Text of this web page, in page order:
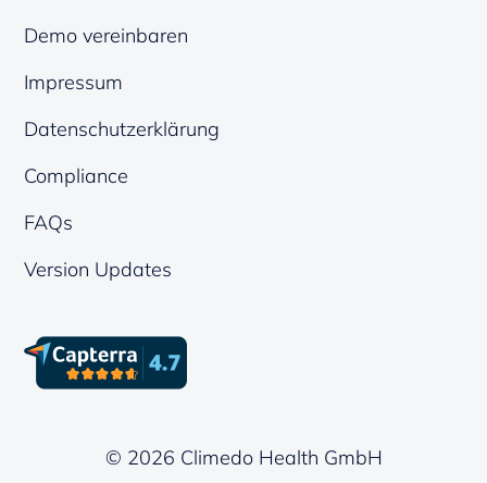
Demo vereinbaren
Impressum
Datenschutzerklärung
Compliance
FAQs
Version Updates
© 2026 Climedo Health GmbH